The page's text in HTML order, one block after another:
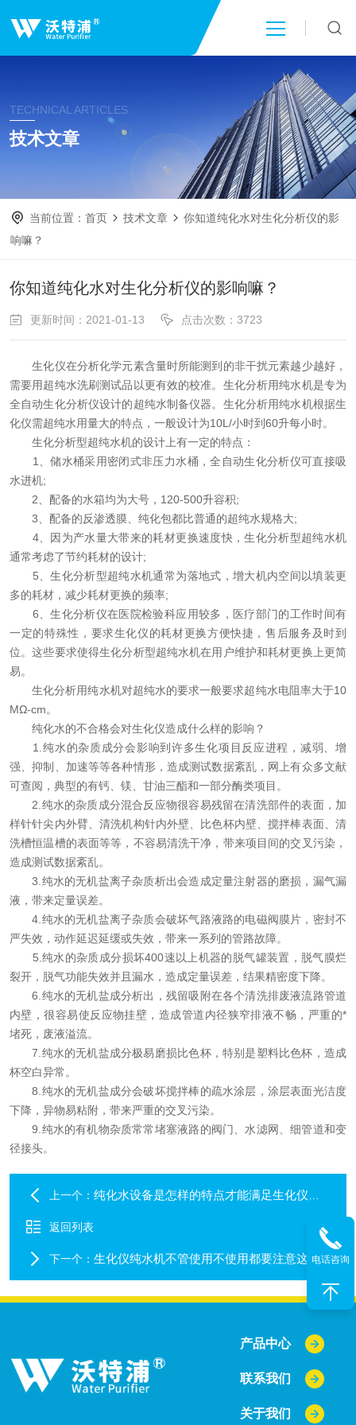
产品中心
新闻中心
成功案例
在线留言
联系我们
TECHNICAL ARTICLES
技术文章
当前位置：首页 技术文章
你知道纯化水对生化分析仪的影
响嘛？
你知道纯化水对生化分析仪的影响嘛？
更新时间：2021-01-13 点击次数：3723
生化仪在分析化学元素含量时所能测到的非干扰元素越少越好，
需要用超纯水洗刷测试品以更有效的校准。生化分析用纯水机是专为
全自动生化分析仪设计的超纯水制备仪器。生化分析用纯水机根据生
化仪需超纯水用量大的特点，一般设计为10L/小时到60升每小时。
生化分析型超纯水机的设计上有一定的特点：
1、储水桶采用密闭式非压力水桶，全自动生化分析仪可直接吸
水进机;
2、配备的水箱均为大号，120-500升容积;
3、配备的反渗透膜、纯化包都比普通的超纯水规格大;
4、因为产水量大带来的耗材更换速度快，生化分析型超纯水机
通常考虑了节约耗材的设计;
5、生化分析型超纯水机通常为落地式，增大机内空间以填装更
多的耗材，减少耗材更换的频率;
6、生化分析仪在医院检验科应用较多，医疗部门的工作时间有
一定的特殊性，要求生化仪的耗材更换方便快捷，售后服务及时到
位。这些要求使得生化分析型超纯水机在用户维护和耗材更换上更简
易。
生化分析用纯水机对超纯水的要求一般要求超纯水电阻率大于10
MΩ-cm。
纯化水的不合格会对生化仪造成什么样的影响？
1.纯水的杂质成分会影响到许多生化项目反应进程，减弱、增
强、抑制、加速等等各种情形，造成测试数据紊乱，网上有众多文献
可查阅，典型的有钙、镁、甘油三酯和一部分酶类项目。
2.纯水的杂质成分混合反应物很容易残留在清洗部件的表面，加
样针针尖内外臂、清洗机构针内外壁、比色杯内壁、搅拌棒表面、清
洗槽恒温槽的表面等等，不容易清洗干净，带来项目间的交叉污染，
造成测试数据紊乱。
3.纯水的无机盐离子杂质析出会造成定量注射器的磨损，漏气漏
液，带来定量误差。
4.纯水的无机盐离子杂质会破坏气路液路的电磁阀膜片，密封不
严失效，动作延迟延缓或失效，带来一系列的管路故障。
5.纯水的杂质成分损坏400速以上机器的脱气罐装置，脱气膜烂
裂开，脱气功能失效并且漏水，造成定量误差，结果精密度下降。
6.纯水的无机盐成分析出，残留吸附在各个清洗排废液流路管道
内壁，很容易使反应物挂壁，造成管道内径狭窄排液不畅，严重的*
堵死，废液溢流。
7.纯水的无机盐成分极易磨损比色杯，特别是塑料比色杯，造成
杯空白异常。
8.纯水的无机盐成分会破坏搅拌棒的疏水涂层，涂层表面光洁度
下降，异物易粘附，带来严重的交叉污染。
9.纯水的有机物杂质常常堵塞液路的阀门、水滤网、细管道和变
径接头。
上一个： 纯化水设备是怎样的特点才能满足生化仪的需求
返回列表
下一个： 生化仪纯水机不管使用不使用都要注意这些
产品中心
联系我们
关于我们
电话咨询